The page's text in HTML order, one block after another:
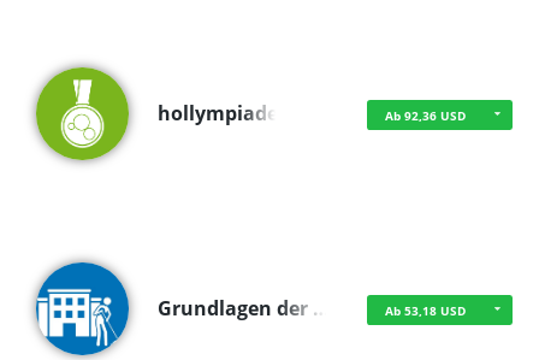
hollympiade Ab 92,36 USD
Grundlagen der … Ab 53,18 USD